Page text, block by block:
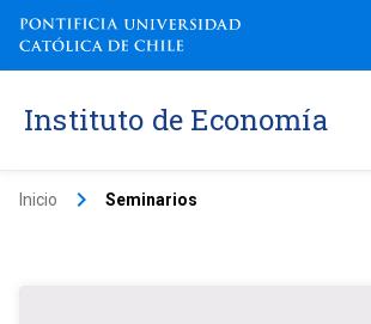
Instituto de Economía
Inicio keyboard_arrow_right Seminarios